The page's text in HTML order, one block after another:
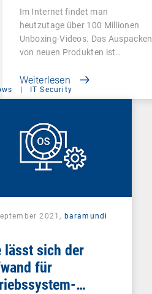
Im Internet findet man
heutzutage über 100 Millionen
Unboxing-Videos. Das Auspacken
von neuen Produkten ist…
Weiterlesen
| IT Security
2021, baramundi
lässt sich der
für